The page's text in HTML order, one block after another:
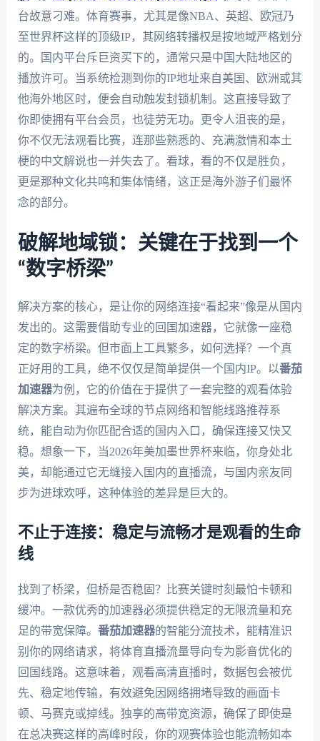
台故意刁难。体育赛事，尤其是像NBA、英超、欧冠乃
至世界杯这样的顶级IP，其网络转播权是按地域严格划分
的。国内平台斥巨资买下的，通常只是中国大陆地区的
播放许可。当系统检测到你的IP地址来自美国、欧洲或其
他海外地区时，便会自动触发封锁机制。这直接导致了
你即使拥有平台会员，也徒劳无功。更令人沮丧的是，
你不仅无法观看比赛，连那些熟悉的、充满激情和本土
梗的中文解说也一并失去了。看球，看的不仅是胜负，
更是那种文化共鸣和集体情绪，这正是海外游子们最怀
念的部分。
破解地域锁：关键在于找到一个
“数字桥梁”
解决方案的核心，是让你的网络连接“看起来”像是从国内
发出的。这需要借助专业的回国加速器，它就像一座稳
定的数字桥梁。但市面上工具繁多，如何选择？一个真
正好用的工具，绝不仅仅是简单提供一个国内IP。以番茄
加速器为例，它的价值在于提供了一套完整的观看体验
解决方案。其遍布全球的节点网络和智能线路推荐系
统，能自动为你匹配合适的国内入口，确保连接又快又
稳。想象一下，当2026年美加墨世界杯来临，你身处北
美，却能通过它无缝接入国内的直播流，与国内亲友同
步为进球欢呼，这种体验的差异是巨大的。
不止于连接：稳定与流畅才是观看的生命
线
找到了桥梁，但桥是否稳固？比赛关键时刻最怕卡顿和
缓冲。一款优秀的加速器必须提供稳定的无限流量和充
足的带宽保障。 番茄加速器的智能分流技术，能精准识
别你的网络请求，将体育直播流量导向专为影音优化的
回国线路。这意味着，观看高清直播时，数据包会被优
先、稳定地传输，有效避免因网络拥堵导致的画面卡
顿、马赛克或掉线。独享的高带宽资源，确保了即使是
在总决赛这样的高峰时段，你的观赛体验也能流畅如本